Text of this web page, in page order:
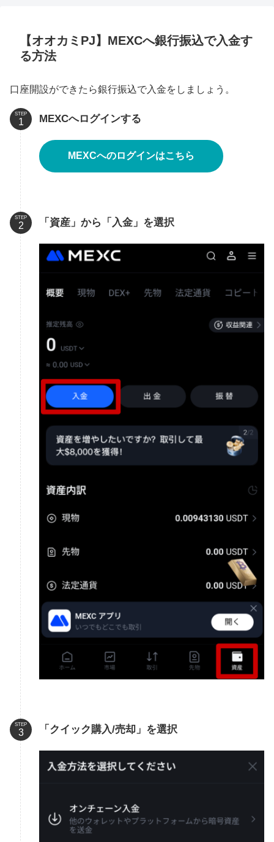
【オオカミPJ】MEXCへ銀行振込で入金す
る方法
口座開設ができたら銀行振込で入金をしましょう。
STEP MEXCへログインする
MEXCへのログインはこちら
STEP 「資産」から「入金」を選択
STEP 「クイック購入/売却」を選択